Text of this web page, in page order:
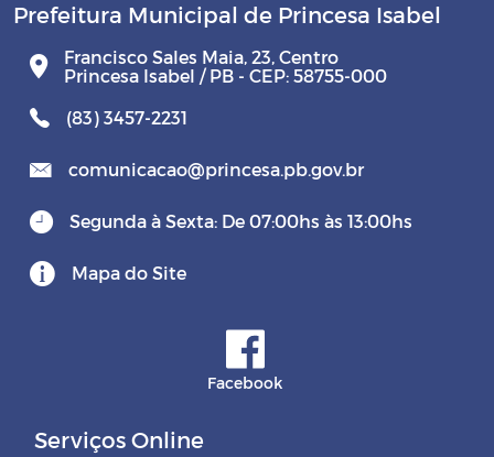
Prefeitura Municipal de Princesa Isabel
Francisco Sales Maia, 23, Centro
Princesa Isabel / PB - CEP: 58755-000
(83) 3457-2231
comunicacao@princesa.pb.gov.br
Segunda à Sexta: De 07:00hs às 13:00hs
Mapa do Site
Facebook
Serviços Online